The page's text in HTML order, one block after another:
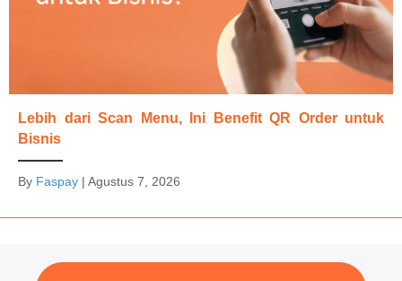
Lebih dari Scan Menu, Ini Benefit QR Order untuk
Bisnis
By Faspay | Agustus 7, 2026